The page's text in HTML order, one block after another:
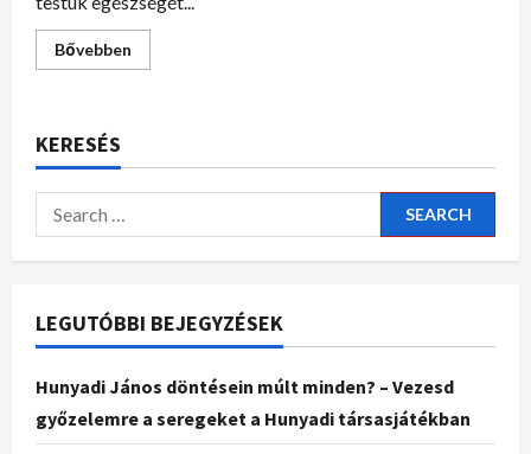
Bővebben
KERESÉS
LEGUTÓBBI BEJEGYZÉSEK
Hunyadi János döntésein múlt minden? – Vezesd
győzelemre a seregeket a Hunyadi társasjátékban